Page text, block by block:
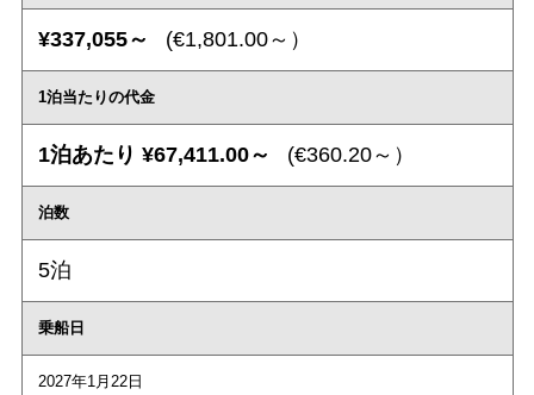
¥337,055～ (€1,801.00～）
1泊当たりの代金
1泊あたり ¥67,411.00～ (€360.20～）
泊数
5泊
乗船日
2027年1月22日